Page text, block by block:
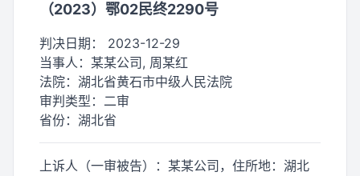
（2023）鄂02民终2290号
判决日期： 2023-12-29
当事人： 某某公司, 周某红
法院： 湖北省黄石市中级人民法院
审判类型： 二审
省份： 湖北省
上诉人（一审被告）：某某公司，住所地：湖北